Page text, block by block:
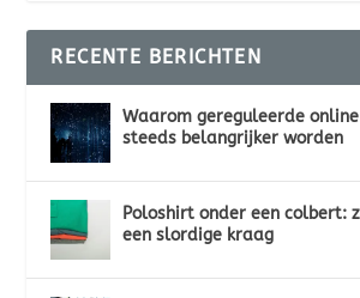
RECENTE BERICHTEN
Waarom gereguleerde
steeds belangrijker worden
Poloshirt onder een colbert:
een slordige kraag